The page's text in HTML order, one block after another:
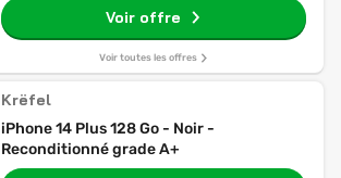
Voir offre
Voir toutes les offres
Krëfel
iPhone 14 Plus 128 Go - Noir -
Reconditionné grade A+